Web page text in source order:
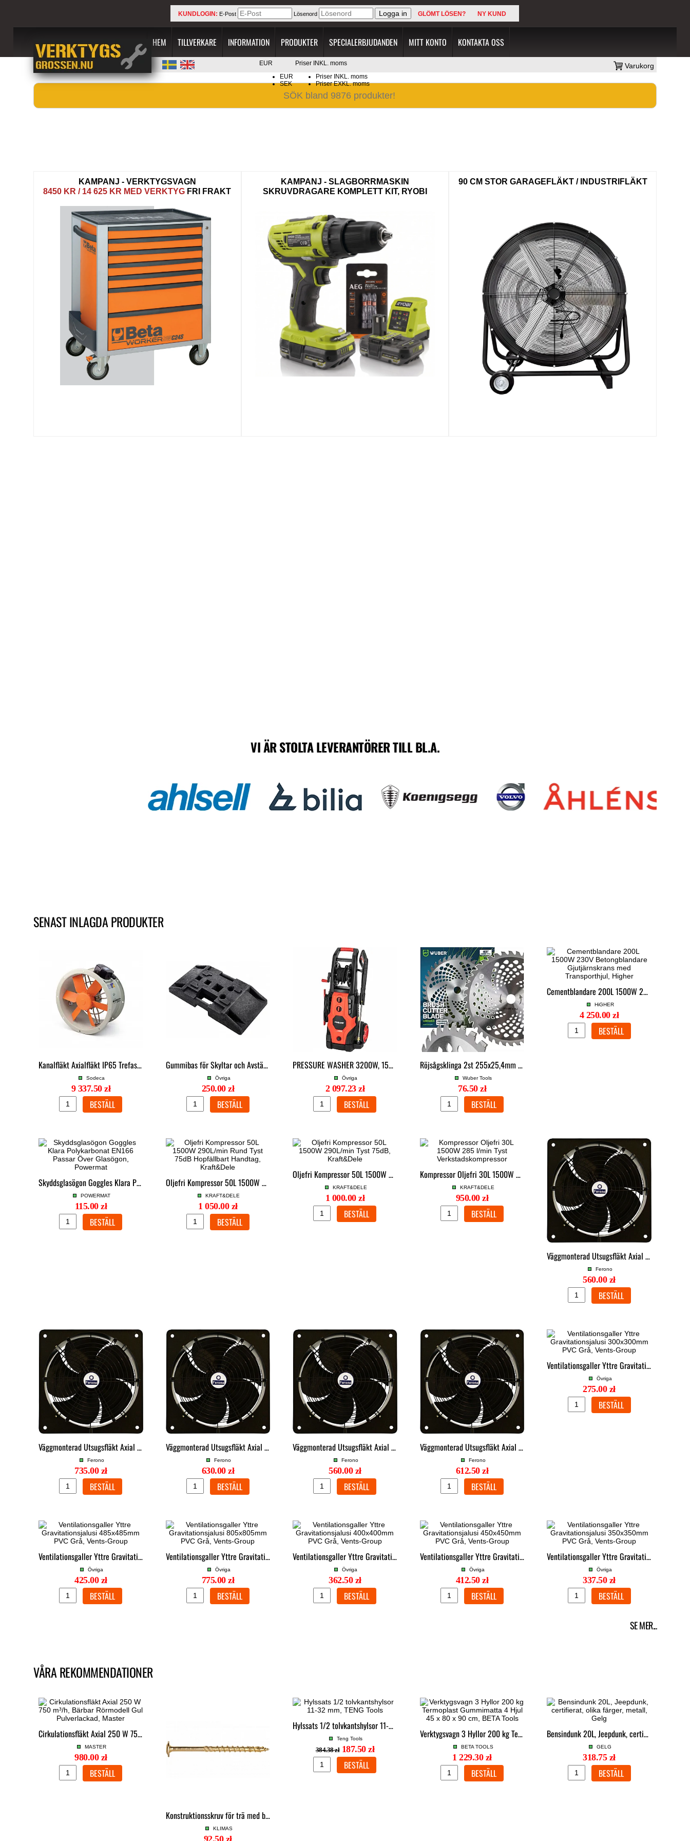
KUNDLOGIN: E-Post Lösenord GLÖMT LÖSEN? NY KUND
HEM TILLVERKARE INFORMATION PRODUKTER SPECIALERBJUDANDEN MITT KONTO KONTAKTA OSS
EUR
EUR
SEK
Priser INKL. moms
Priser INKL. moms
Priser EXKL. moms
Varukorg
KAMPANJ - VERKTYGSVAGN
8450 KR / 14 625 KR MED VERKTYG FRI FRAKT
KAMPANJ - SLAGBORRMASKIN
SKRUVDRAGARE KOMPLETT KIT, RYOBI
90 CM STOR GARAGEFLÄKT / INDUSTRIFLÄKT
VI ÄR STOLTA LEVERANTÖRER TILL BL.A.
SENAST INLAGDA PRODUKTER
Kanalfläkt Axialfläkt IP65 Trefas 870W 12800m³/h Glasfiberimpeller, Sodeca
Sodeca
9 337.50 zł
Gummibas för Skyltar och Avstängningsmaterial 28kg Universell Hålbild
Övriga
250.00 zł
PRESSURE WASHER 3200W, 150/225 BAR, 7.5/9 L/MIN, PROLINE
Övriga
2 097.23 zł
Röjsågsklinga 2st 255x25,4mm 40T Hårdmetalltänder med Reducerring 20mm, Wuber
Wuber Tools
76.50 zł
Cementblandare 200L 1500W 230V Betongblandare Gjutjärnskrans med Transporthjul, Higher
HiGHER
4 250.00 zł
Skyddsglasögon Goggles Klara Polykarbonat EN166 Passar Över Glasögon, Powermat
POWERMAT
115.00 zł
Oljefri Kompressor 50L 1500W 290L/min Rund Tyst 75dB Hopfällbart Handtag, Kraft&Dele
KRAFT&DELE
1 050.00 zł
Oljefri Kompressor 50L 1500W 290L/min Tyst 75dB, Kraft&Dele
KRAFT&DELE
1 000.00 zł
Kompressor Oljefri 30L 1500W 285 l/min Tyst Verkstadskompressor
KRAFT&DELE
950.00 zł
Väggmonterad Utsugsfläkt Axial 400mm 170W IP44 4500m³/h 73Pa, Ferono
Ferono
560.00 zł
Väggmonterad Utsugsfläkt Axial 500mm 320W IP44 6570 m³/h 92Pa, Ferono
Ferono
735.00 zł
Väggmonterad Utsugsfläkt Axial 450mm 190W IP44 5500m³/h 85Pa, Ferono
Ferono
630.00 zł
Väggmonterad Utsugsfläkt Axial 400mm Förstärkt Fläns IP44 4500m³/h, Ferono
Ferono
560.00 zł
Väggmonterad Utsugsfläkt Axial 550mm 360W IP44 7500m³/h 99Pa, Ferono
Ferono
612.50 zł
Ventilationsgaller Yttre Gravitationsjalusi 300x300mm PVC Grå, Vents-Group
Övriga
275.00 zł
Ventilationsgaller Yttre Gravitationsjalusi 485x485mm PVC Grå, Vents-Group
Övriga
425.00 zł
Ventilationsgaller Yttre Gravitationsjalusi 805x805mm PVC Grå, Vents-Group
Övriga
775.00 zł
Ventilationsgaller Yttre Gravitationsjalusi 400x400mm PVC Grå, Vents-Group
Övriga
362.50 zł
Ventilationsgaller Yttre Gravitationsjalusi 450x450mm PVC Grå, Vents-Group
Övriga
412.50 zł
Ventilationsgaller Yttre Gravitationsjalusi 350x350mm PVC Grå, Vents-Group
Övriga
337.50 zł
SE MER...
VÅRA REKOMMENDATIONER
Cirkulationsfläkt Axial 250 W 750 m³/h, Bärbar Rörmodell Gul Pulverlackad, Master
MASTER
980.00 zł
Konstruktionsskruv för trä med brickskalle TX, TORX C4 gulförzinkad, 4 x 30 till 6 x 200, 300 till 1000st per paket, Klimas
KLIMAS
92.50 zł
Hylssats 1/2 tolvkantshylsor 11-32 mm, TENG Tools
Teng Tools
384.38 zł 187.50 zł
Verktygsvagn 3 Hyllor 200 kg Termoplast Gummimatta 4 Hjul 45 x 80 x 90 cm, BETA Tools
BETA TOOLS
1 229.30 zł
Bensindunk 20L, Jeepdunk, certifierat, olika färger, metall, Gelg
GELG
318.75 zł